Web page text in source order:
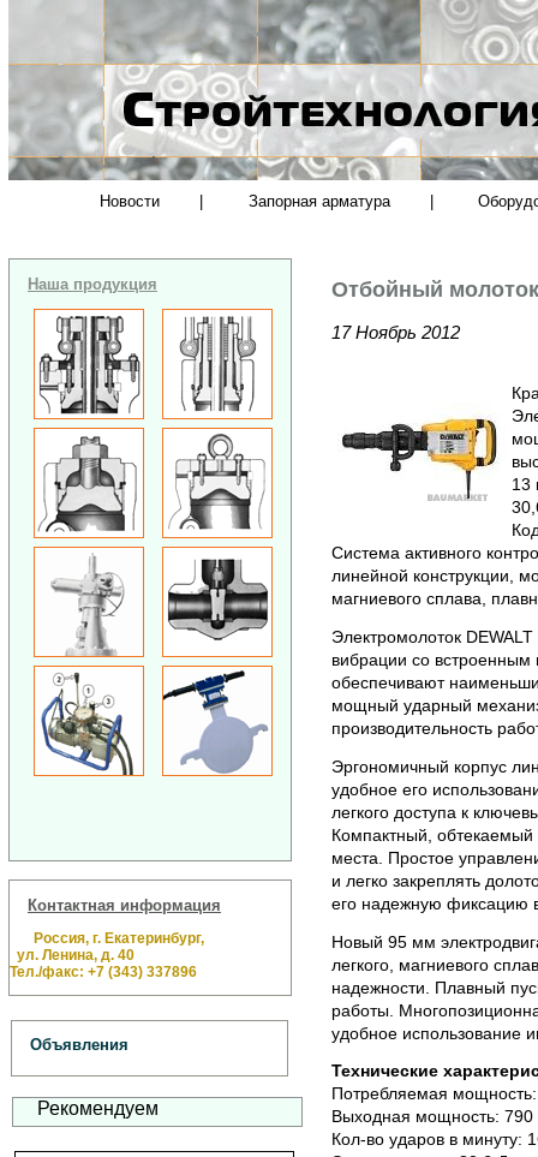
Новости Запорная арматура
Наша продукция
Контактная информация
Россия, г. Екатеринбург,
ул. Ленина, д. 40
Тел./факс: +7 (343) 337896
Объявления
Рекомендуем
Отбойный молоток
17 Ноябрь 2012
13
Система активного
линейной конструкции,
магниевого сплава,
Электромолоток
вибрации со
обеспечивают
мощный ударный
производительность
Эргономичный корпус
удобное его
легкого доступа к
Компактный, обтекаемый
места. Простое
и легко закреплять
его надежную фиксацию
Новый 95 мм
легкого, магниевого
надежности. Плавный
работы.
удобное использование
Технические
Потребляемая
Выходная мощность: 790
Кол-во ударов в минуту: